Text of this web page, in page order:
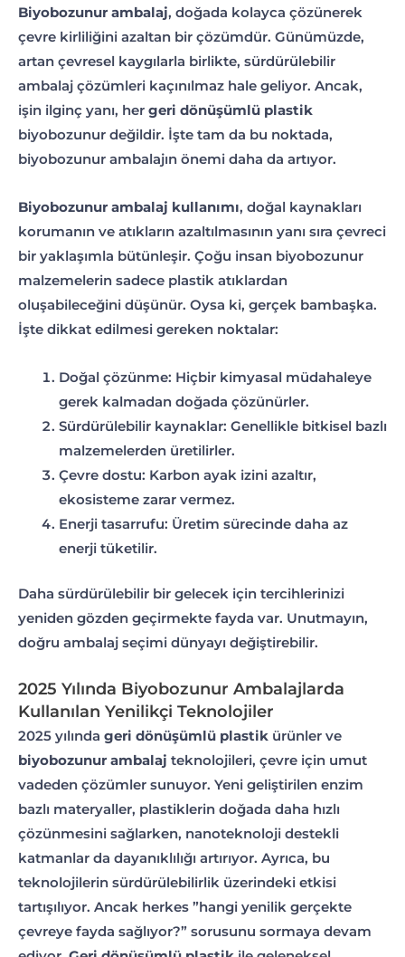
Biyobozunur ambalaj, doğada kolayca çözünerek
çevre kirliliğini azaltan bir çözümdür. Günümüzde,
artan çevresel kaygılarla birlikte, sürdürülebilir
ambalaj çözümleri kaçınılmaz hale geliyor. Ancak,
işin ilginç yanı, her geri dönüşümlü plastik
biyobozunur değildir. İşte tam da bu noktada,
biyobozunur ambalajın önemi daha da artıyor.
Biyobozunur ambalaj kullanımı, doğal kaynakları
korumanın ve atıkların azaltılmasının yanı sıra çevreci
bir yaklaşımla bütünleşir. Çoğu insan biyobozunur
malzemelerin sadece plastik atıklardan
oluşabileceğini düşünür. Oysa ki, gerçek bambaşka.
İşte dikkat edilmesi gereken noktalar:
Doğal çözünme: Hiçbir kimyasal müdahaleye
gerek kalmadan doğada çözünürler.
Sürdürülebilir kaynaklar: Genellikle bitkisel bazlı
malzemelerden üretilirler.
Çevre dostu: Karbon ayak izini azaltır,
ekosisteme zarar vermez.
Enerji tasarrufu: Üretim sürecinde daha az
enerji tüketilir.
Daha sürdürülebilir bir gelecek için tercihlerinizi
yeniden gözden geçirmekte fayda var. Unutmayın,
doğru ambalaj seçimi dünyayı değiştirebilir.
2025 Yılında Biyobozunur Ambalajlarda
Kullanılan Yenilikçi Teknolojiler
2025 yılında geri dönüşümlü plastik ürünler ve
biyobozunur ambalaj teknolojileri, çevre için umut
vadeden çözümler sunuyor. Yeni geliştirilen enzim
bazlı materyaller, plastiklerin doğada daha hızlı
çözünmesini sağlarken, nanoteknoloji destekli
katmanlar da dayanıklılığı artırıyor. Ayrıca, bu
teknolojilerin sürdürülebilirlik üzerindeki etkisi
tartışılıyor. Ancak herkes ”hangi yenilik gerçekte
çevreye fayda sağlıyor?” sorusunu sormaya devam